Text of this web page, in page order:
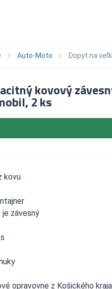
Auto-Moto Dopyt na
kovový
2 ks
kovu
je závesný
opravovne z Košického kraja